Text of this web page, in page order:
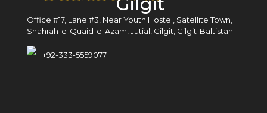
Office #17, Lane #3, Near Youth Hostel, Satellite Town,
Shahrah-e-Quaid-e-Azam, Jutial, Gilgit, Gilgit-Baltistan.
+92-333-5559077